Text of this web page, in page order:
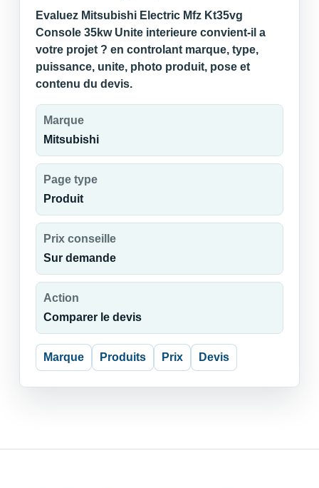
Evaluez Mitsubishi Electric Mfz Kt35vg
Console 35kw Unite interieure convient-il a
votre projet ? en controlant marque, type,
puissance, unite, photo produit, pose et
contenu du devis.
Marque
Mitsubishi
Page type
Produit
Prix conseille
Sur demande
Action
Comparer le devis
Marque Produits Prix Devis